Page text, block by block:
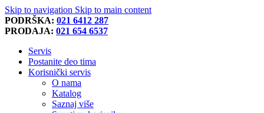
Skip to navigation Skip to main content
PODRŠKA: 021 6412 287
PRODAJA: 021 654 6537
Servis
Postanite deo tima
Korisnički servis
O nama
Katalog
Saznaj više